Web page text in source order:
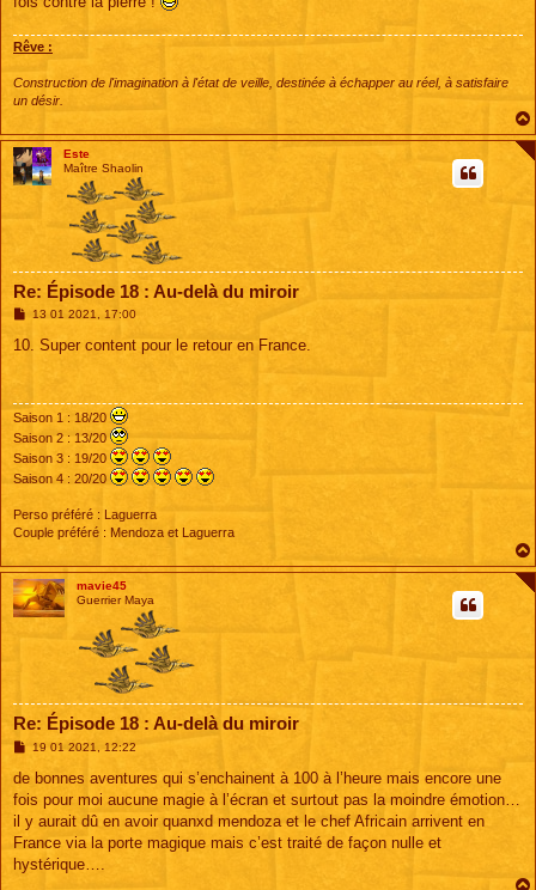
Rêve :
Construction de l'imagination à l'état de veille, destinée à échapper au réel, à satisfaire
un désir.
Este
Maître Shaolin
Re: Épisode 18 : Au-delà du miroir
M
s
13 01 2021, 17:00
10. Super content pour le retour en France.
Saison 1 : 18/20
Saison 2 : 13/20
Saison 3 : 19/20
Saison 4 : 20/20
Perso préféré : Laguerra
Couple préféré : Mendoza et Laguerra
mavie45
Guerrier Maya
Re: Épisode 18 : Au-delà du miroir
M
s
a
g
e
19 01 2021, 12:22
de bonnes aventures qui s’enchainent à 100 à l’heure mais encore une
fois pour moi aucune magie à l’écran et surtout pas la moindre émotion…
il y aurait dû en avoir quanxd mendoza et le chef Africain arrivent en
France via la porte magique mais c’est traité de façon nulle et
hystérique….